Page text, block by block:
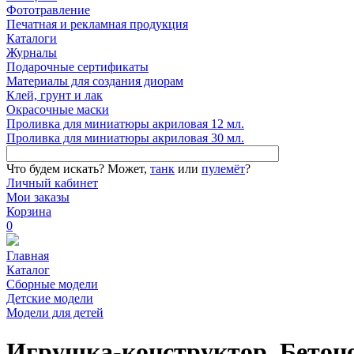
Фототравление
Печатная и рекламная продукция
Каталоги
Журналы
Подарочные сертификаты
Материалы для создания диорам
Клей, грунт и лак
Окрасочные маски
Проливка для миниатюры акриловая 12 мл.
Проливка для миниатюры акриловая 30 мл.
Что будем искать? Может, танк или пулемёт?
Личный кабинет
Мои заказы
Корзина
0
Главная
Каталог
Сборные модели
Детские модели
Модели для детей